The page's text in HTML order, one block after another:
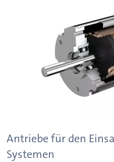
Antriebe für den
Systemen